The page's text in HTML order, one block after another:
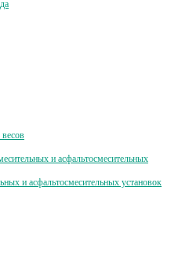
и асфальтосмесительных
и асфальтосмесительных установок